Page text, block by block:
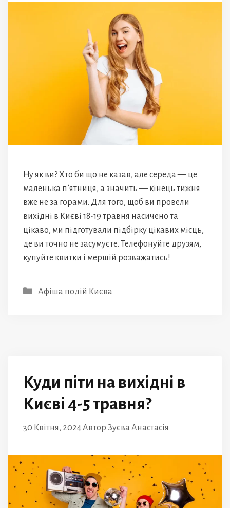
Ну як ви? Хто би що не казав, але середа — це
маленька п’ятниця, а значить — кінець тижня
вже не за горами. Для того, щоб ви провели
вихідні в Києві 18-19 травня насичено та
цікаво, ми підготували підбірку цікавих місць,
де ви точно не засумуєте. Телефонуйте друзям,
купуйте квитки і мершій розважатись!
Категорії
Афіша подій Києва
Куди піти на вихідні в
Києві 4-5 травня?
30 Квітня, 2024Автор Зуєва Анастасія